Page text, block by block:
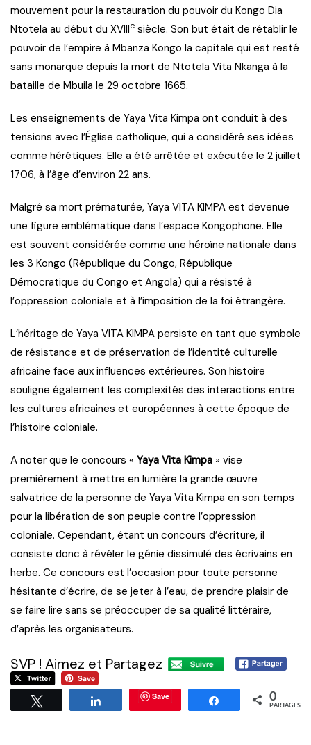
mouvement pour la restauration du pouvoir du Kongo Dia
Ntotela au début du XVIIIe siècle. Son but était de rétablir le
pouvoir de l’empire à Mbanza Kongo la capitale qui est resté
sans monarque depuis la mort de Ntotela Vita Nkanga à la
bataille de Mbuila le 29 octobre 1665.
Les enseignements de Yaya Vita Kimpa ont conduit à des
tensions avec l’Église catholique, qui a considéré ses idées
comme hérétiques. Elle a été arrêtée et exécutée le 2 juillet
1706, à l’âge d’environ 22 ans.
Malgré sa mort prématurée, Yaya VITA KIMPA est devenue
une figure emblématique dans l’espace Kongophone. Elle
est souvent considérée comme une héroïne nationale dans
les 3 Kongo (République du Congo, République
Démocratique du Congo et Angola) qui a résisté à
l’oppression coloniale et à l’imposition de la foi étrangère.
L’héritage de Yaya VITA KIMPA persiste en tant que symbole
de résistance et de préservation de l’identité culturelle
africaine face aux influences extérieures. Son histoire
souligne également les complexités des interactions entre
les cultures africaines et européennes à cette époque de
l’histoire coloniale.
A noter que le concours « Yaya Vita Kimpa » vise
premièrement à mettre en lumière la grande œuvre
salvatrice de la personne de Yaya Vita Kimpa en son temps
pour la libération de son peuple contre l’oppression
coloniale. Cependant, étant un concours d’écriture, il
consiste donc à révéler le génie dissimulé des écrivains en
herbe. Ce concours est l’occasion pour toute personne
hésitante d’écrire, de se jeter à l’eau, de prendre plaisir de
se faire lire sans se préoccuper de sa qualité littéraire,
d’après les organisateurs.
SVP ! Aimez et Partagez
Partagez Save Partagez 0
PARTAGES